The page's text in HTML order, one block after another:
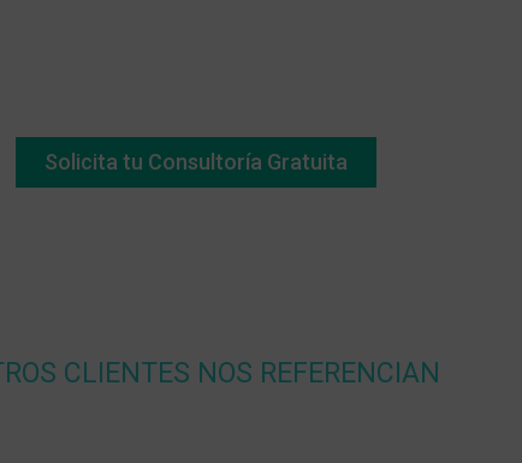
Solicita tu Consultoría Gratuita
CLIENTES NOS REFERENCIAN